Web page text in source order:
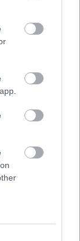
a Gál Ferenc